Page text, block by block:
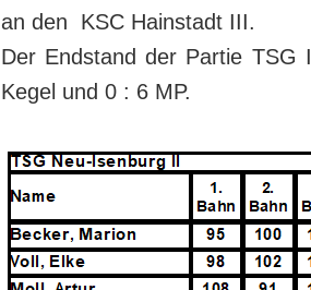
an den KSC Hainstadt III.
Der Endstand der Partie
Kegel und 0 : 6 MP.